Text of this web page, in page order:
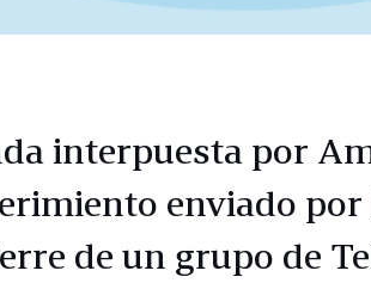
interpuesta por
enviado por
de un grupo de